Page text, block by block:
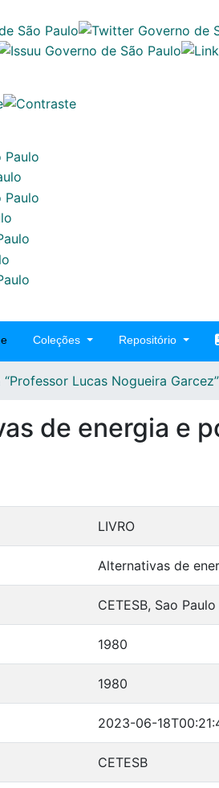
Coleções Repositório
Lucas Nogueira Garcez”
de energia e
LIVRO
Alternativas de
CETESB, Sao Paulo
1980
1980
2023-06-
CETESB